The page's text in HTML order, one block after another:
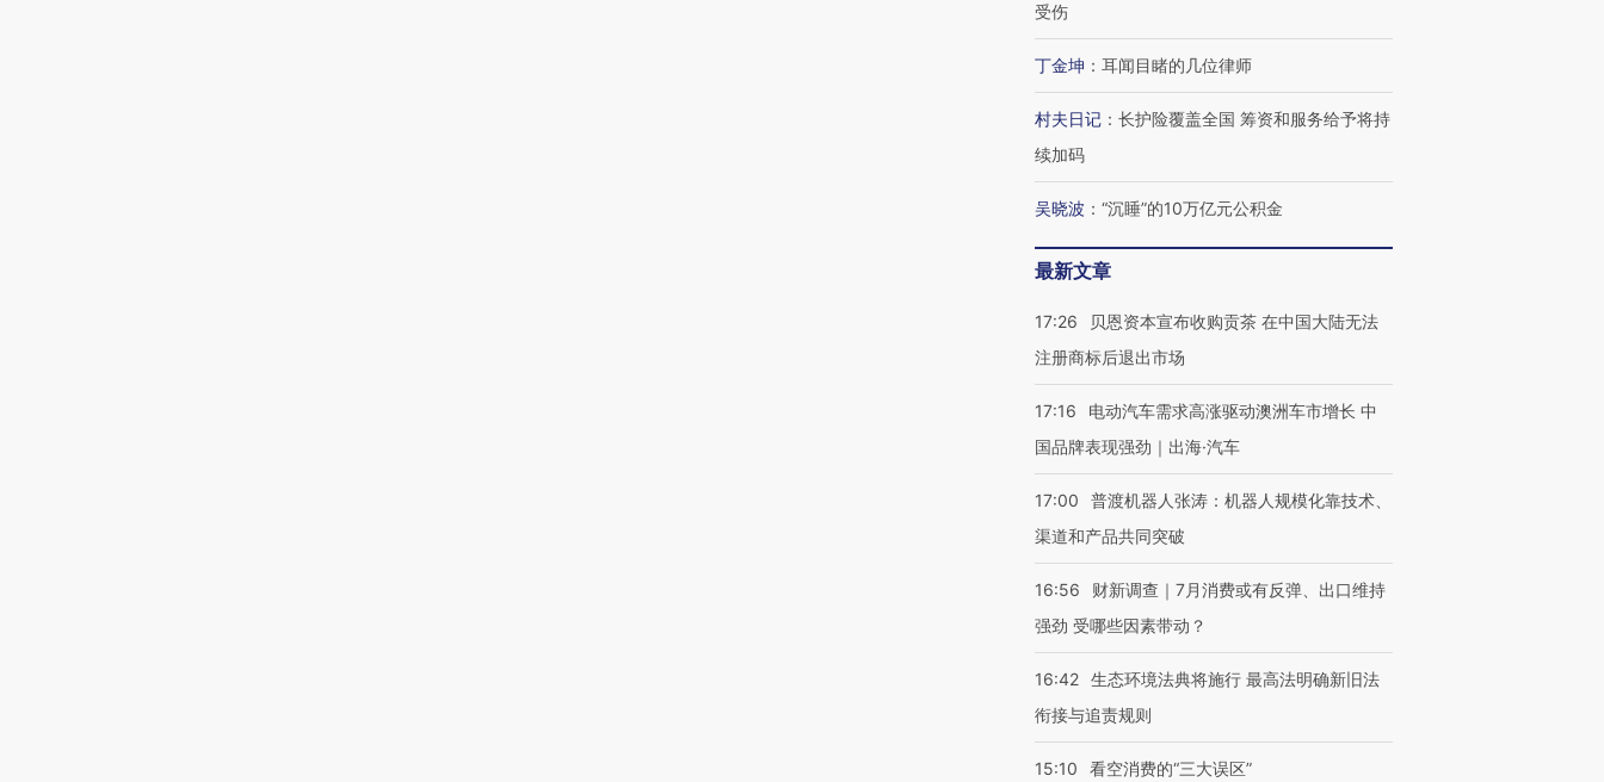
受伤
丁金坤 ： 耳闻目睹的几位律师
村夫日记 ： 长护险覆盖全国 筹资和服务给予将持
续加码
吴晓波 ： “沉睡”的10万亿元公积金
最新文章
17:26
贝恩资本宣布收购贡茶 在中国大陆无法
注册商标后退出市场
17:16
电动汽车需求高涨驱动澳洲车市增长 中
国品牌表现强劲｜出海·汽车
17:00
普渡机器人张涛：机器人规模化靠技术、
渠道和产品共同突破
16:56
财新调查｜7月消费或有反弹、出口维持
强劲 受哪些因素带动？
16:42 生态环境法典将施行 最高法明确新旧法
衔接与追责规则
15:10 看空消费的“三大误区”